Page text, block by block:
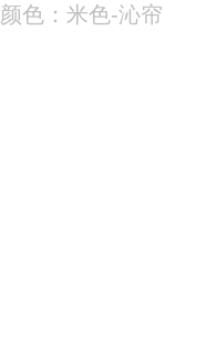
颜色：米色-沁帘